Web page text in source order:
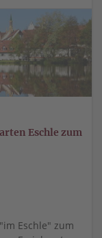
Eschle zum
Eschle" zum